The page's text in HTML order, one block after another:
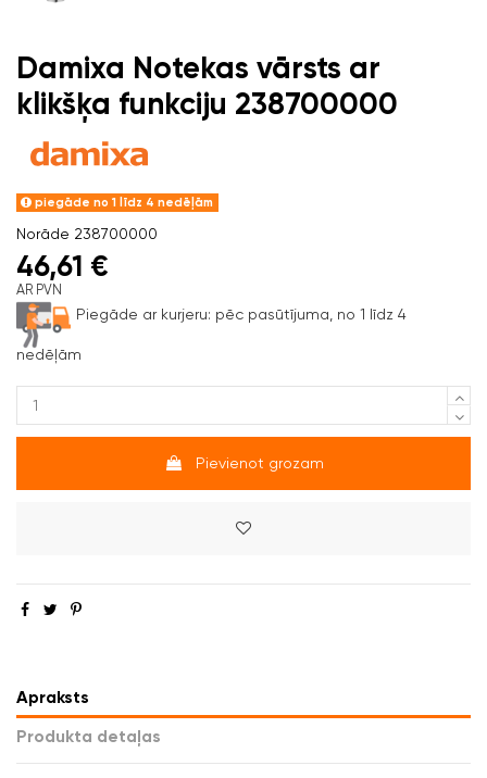
Damixa Notekas vārsts ar
klikšķa funkciju 238700000
piegāde no 1 līdz 4 nedēļām
Norāde 238700000
46,61 €
AR PVN
Piegāde ar kurjeru: pēc pasūtījuma, no 1 līdz 4
nedēļām
Pievienot grozam
Apraksts
Produkta detaļas